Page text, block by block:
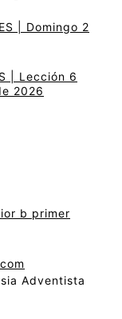
| Domingo 2
| Lección 6
2026
b primer
Adventista